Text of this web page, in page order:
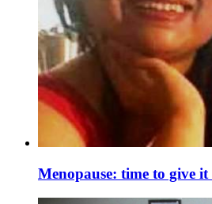
Menopause: time to give